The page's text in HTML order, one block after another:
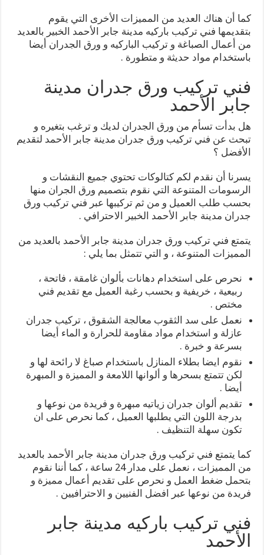
كما أن هناك العديد من المميزات الأخرى التي يقوم
بتقديمها فني تركيب باركيه مدينة جابر الأحمد الخبير بالعديد
من أعمال الصباغة و تركيب الباركيه و ورق الجدران أيضا
باستخدام مواد حديثة و متطورة .
فني تركيب ورق جدران مدينة
جابر الأحمد
هل بدأت تسأم من ورق الجدران لديك و ترغب بتغيره و
تبحث عن فني تركيب ورق جدران مدينة جابر الأحمد لتقديم
الأفضل ؟
يسرنا أن نقدم لكم كتالوكات تحتوي جميع النقشات و
الرسومات المتنوعة التي نقوم بتصميم ورق الجران منها
بحسب طلب العميل و من ثم تركيبها عبر فني تركيب ورق
جدران مدينة جابر الأحمد الخبير الاحترافي .
يتمتع فني تركيب ورق جدران مدينة جابر الأحمد بالعديد من
المميزات المتنوعة ، و التي تتمثل بما يلي :
نحرص على استخدام دهانات بألوان غامقة ، فاتحة ،
ربيعية ، خريفية و بحسب رغبة العميل مع تقديم فني
مختص .
نعمل على سد الثقوب معالجة الشقوق ، تركيب جدران
عازلة و استخدام مواد مقاومة للحرارة و الماء أيضا
بسرعة و خبرة .
نقوم ايضا بطلاء المنازل باستخدام صباغ لا رائحة لها و
لكن تتمتع بسحرها و ألوانها اللامعة و المميزة و المبهرة
أيضا .
تقديم ألوان جدران زياتيه مبهرة و فريدة من نوعها و
بدرجة اللون التي يطلبها العميل ، كما نحرص على ان
تكون سهلة التنظيف .
كما يتمتع فني تركيب ورق جدران مدينة جابر الأحمد بالعديد
من المميزات ، نعمل على مدار 24 ساعة ، كما أننا نقوم
بتحمل ضغط العمل و نحرص على تقديم أعمال مميزة و
فريدة من نوعها عبر افضل الفنيين و الاحترافيين .
فني تركيب باركيه مدينة جابر
الأحمد